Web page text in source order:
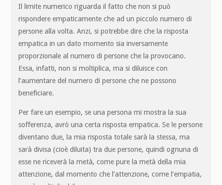
Il limite numerico riguarda il fatto che non si può
rispondere empaticamente che ad un piccolo numero di
persone alla volta. Anzi, si potrebbe dire che la risposta
empatica in un dato momento sia inversamente
proporzionale al numero di persone che la provocano.
Essa, infatti, non si moltiplica, ma si diluisce con
l’aumentare del numero di persone che ne possono
beneficiare.
Per fare un esempio, se una persona mi mostra la sua
sofferenza, avrò una certa risposta empatica. Se le persone
diventano due, la mia risposta totale sarà la stessa, ma
sarà divisa (cioè diluita) tra due persone, quindi ognuna di
esse ne riceverà la metà, come pure la metà della mia
attenzione, dal momento che l’attenzione, come l’empatia,